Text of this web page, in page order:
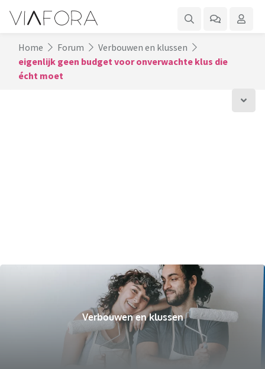
Home Forum
Verbouwen en klussen
eigenlijk geen budget voor onverwachte klus die
écht moet
Verbouwen en klussen